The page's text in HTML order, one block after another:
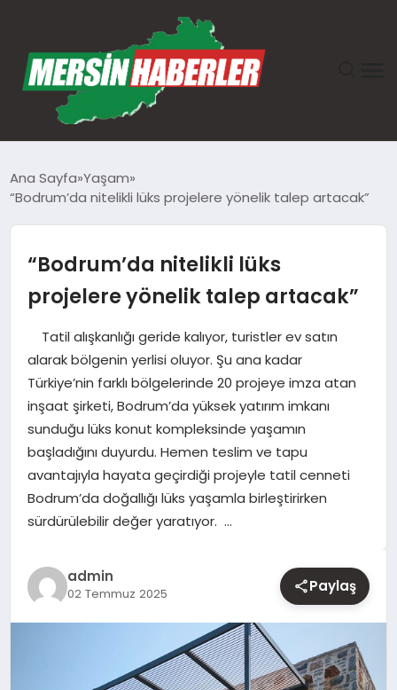
EKONOMI
SAĞLIK
TEKNOLOJI
Ana Sayfa Yaşam
“Bodrum’da nitelikli lüks projelere yönelik talep artacak”
“Bodrum’da nitelikli lüks
projelere yönelik talep artacak”
Tatil alışkanlığı geride kalıyor, turistler ev satın
alarak bölgenin yerlisi oluyor. Şu ana kadar
Türkiye’nin farklı bölgelerinde 20 projeye imza atan
inşaat şirketi, Bodrum’da yüksek yatırım imkanı
sunduğu lüks konut kompleksinde yaşamın
başladığını duyurdu. Hemen teslim ve tapu
avantajıyla hayata geçirdiği projeyle tatil cenneti
Bodrum’da doğallığı lüks yaşamla birleştirirken
sürdürülebilir değer yaratıyor. …
admin
02 Temmuz 2025 Paylaş